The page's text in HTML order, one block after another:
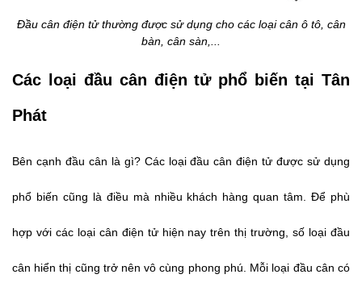
Đầu cân điện tử thường được sử dụng cho các loại cân ô tô, cân
bàn, cân sàn,...
Các loại đầu cân điện tử phổ biến tại Tân
Phát
Bên cạnh đầu cân là gì? Các loại đầu cân điện tử được sử dụng
phổ biến cũng là điều mà nhiều khách hàng quan tâm. Để phù
hợp với các loại cân điện tử hiện nay trên thị trường, số loại đầu
cân hiển thị cũng trở nên vô cùng phong phú. Mỗi loại đầu cân có